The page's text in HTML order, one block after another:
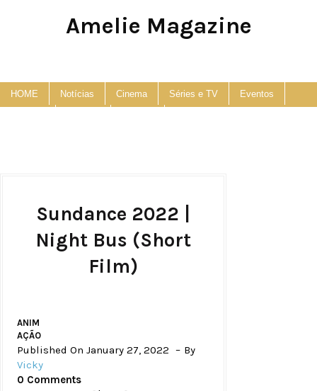
Amelie Magazine
HOME Notícias Cinema Séries e TV Eventos
Sundance 2022 |
Night Bus (Short
Film)
ANIM
AÇÃO
Published On January 27, 2022
By
Vicky
0 Comments